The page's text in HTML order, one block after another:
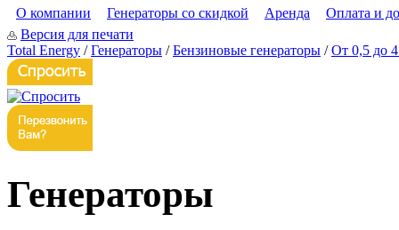
О компании Генераторы со скидкой Аренда
Оплата и
Версия для печати
Total Energy /Генераторы /Бензиновые генераторы /От 0,5 до
Генераторы